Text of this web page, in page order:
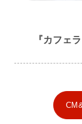
『カフェ